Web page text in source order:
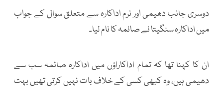
دوسری جانب دھیمی اور نرم اداکارہ سے متعلق سوال کے جواب
میں اداکارہ سنگیتا نے صائمہ کا نام لیا۔
ان کا کہنا تھا کہ تمام اداکاراؤں میں اداکارہ صائمہ سب سے
دھیمی ہیں، وہ کبھی کسی کے خلاف بات نہیں کرتی تھیں بہت